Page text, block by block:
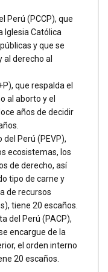
Perú (PCCP), que
Iglesia Católica
y que se
derecho al
que respalda el
al aborto y el
años de decidir
del Perú (PEVP),
ecosistemas, los
de derecho, así
tipo de carne y
de recursos
tiene 20 escaños.
del Perú (PACP),
encargue de la
el orden interno
20 escaños.